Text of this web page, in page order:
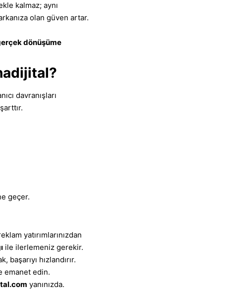
kalmaz; aynı
olan güven artar.
dönüşüme
davranışları
şarttır.
geçer.
yatırımlarınızdan
ile ilerlemeniz gerekir.
hızlandırır.
emanet edin.
yanınızda.